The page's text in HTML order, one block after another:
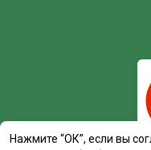
Нажмите “ОК”, если вы